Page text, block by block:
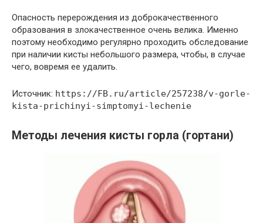
Опасность перерождения из доброкачественного
образования в злокачественное очень велика. Именно
поэтому необходимо регулярно проходить обследование
при наличии кисты небольшого размера, чтобы, в случае
чего, вовремя ее удалить.
Источник: https://FB.ru/article/257238/v-gorle-
kista-prichinyi-simptomyi-lechenie
Методы лечения кисты горла (гортани)